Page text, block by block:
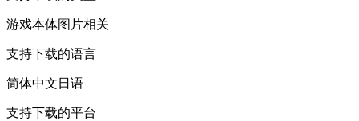
游戏本体图片相关
支持下载的语言
简体中文 日语
支持下载的平台